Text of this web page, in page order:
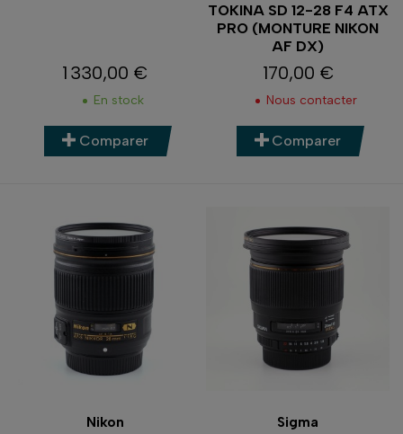
Prix
1 330,00 €
En stock
Comparer
TOKINA SD 12-28 F4 ATX
PRO (MONTURE NIKON
AF DX)
Prix
170,00 €
Nous contacter
Comparer
Nikon Sigma